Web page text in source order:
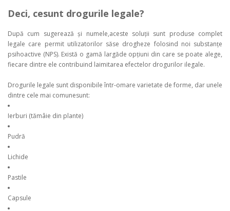
Deci, cesunt drogurile legale?
După cum sugerează și numele,aceste soluții sunt produse complet
legale care permit utilizatorilor săse drogheze folosind noi substanțe
psihoactive (NPS). Există o gamă largăde opțiuni din care se poate alege,
fiecare dintre ele contribuind laimitarea efectelor drogurilor ilegale.
Drogurile legale sunt disponibile într-omare varietate de forme, dar unele
dintre cele mai comunesunt:
Ierburi (tămâie din plante)
Pudră
Lichide
Pastile
Capsule